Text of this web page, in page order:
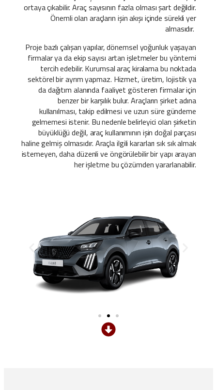
ortaya çıkabilir. Araç sayısının fazla olması şart değildir.
Önemli olan araçların işin akışı içinde sürekli yer
almasıdır.
Proje bazlı çalışan yapılar, dönemsel yoğunluk yaşayan
firmalar ya da ekip sayısı artan işletmeler bu yöntemi
tercih edebilir. Kurumsal araç kiralama bu noktada
sektörel bir ayrım yapmaz. Hizmet, üretim, lojistik ya
da dağıtım alanında faaliyet gösteren firmalar için
benzer bir karşılık bulur. Araçların şirket adına
kullanılması, takip edilmesi ve uzun süre gündeme
gelmemesi istenir. Bu nedenle belirleyici olan şirketin
büyüklüğü değil, araç kullanımının işin doğal parçası
haline gelmiş olmasıdır. Araçla ilgili kararları sık sık almak
istemeyen, daha düzenli ve öngörülebilir bir yapı arayan
her işletme bu çözümden yararlanabilir.